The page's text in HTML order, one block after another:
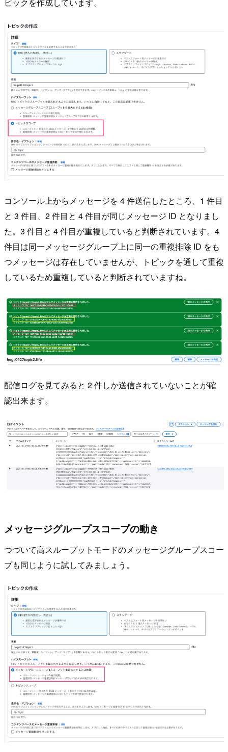
ピックを作成しています。
コンソール上からメッセージを 4 件送信したところ、1 件目
と 3 件目、2 件目と 4 件目が同じメッセージ ID となりまし
た。3 件目と 4 件目が重複していると判断されています。4
件目は同一メッセージグループ上に同一の重複排除 ID をも
つメッセージは存在していませんが、トピックを通して重複
しているため重複していると判断されていますね。
配信ログを見てみると 2 件しか送信されていないことが確
認出来ます。
メッセージグループスコープの動き
つづいて高スループットモードのメッセージグループスコー
プも同じように試してみましょう。